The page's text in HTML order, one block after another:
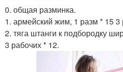
0. общая разминка.
1. армейский жим, 1 разм * 15 3
2. тяга штанги к подбородку
3 рабочих * 12.